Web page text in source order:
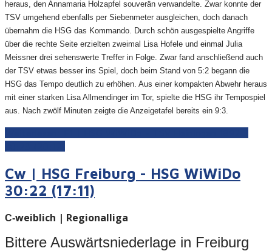
heraus, den Annamaria Holzapfel souverän verwandelte. Zwar konnte der
TSV umgehend ebenfalls per Siebenmeter ausgleichen, doch danach
übernahm die HSG das Kommando. Durch schön ausgespielte Angriffe
über die rechte Seite erzielten zweimal Lisa Hofele und einmal Julia
Meissner drei sehenswerte Treffer in Folge. Zwar fand anschließend auch
der TSV etwas besser ins Spiel, doch beim Stand von 5:2 begann die
HSG das Tempo deutlich zu erhöhen. Aus einer kompakten Abwehr heraus
mit einer starken Lisa Allmendinger im Tor, spielte die HSG ihr Tempospiel
aus. Nach zwölf Minuten zeigte die Anzeigetafel bereits ein 9:3.
Cw | HSG Freiburg - HSG WiWiDo
30:22 (17:11)
C-weiblich | Regionalliga
Bittere Auswärtsniederlage in Freiburg